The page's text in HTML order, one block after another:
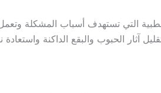
التي تستهدف أسباب المشكلة
آثار الحبوب والبقع الداكنة